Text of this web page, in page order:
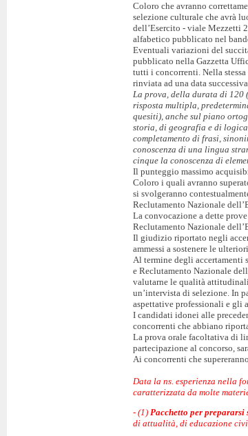
Coloro che avranno
selezione culturale che avrà
dell’Esercito - viale Mezzetti
alfabetico pubblicato nel
Eventuali variazioni del
pubblicato nella Gazzetta
tutti i concorrenti. Nella
rinviata ad una data
La prova, della durata di 120
risposta multipla,
quesiti), anche sul piano
storia, di geografia e di
completamento di frasi,
conoscenza di una lingua
cinque la conoscenza di
Il punteggio massimo
Coloro i quali avranno
si svolgeranno
Reclutamento Nazionale
La convocazione a dette
Reclutamento Nazionale
Il giudizio riportato negli
ammessi a sostenere le
Al termine degli accertamenti
e Reclutamento Nazionale
valutarne le qualità
un’intervista di selezione. In
aspettative professionali e gli
I candidati idonei alle
concorrenti che abbiano
La prova orale facoltativa di
partecipazione al concorso,
Ai concorrenti che
Data la ns. esperienza nella
caratterizzata da molte
- (1) Pacchetto per
di attualità, di educazione